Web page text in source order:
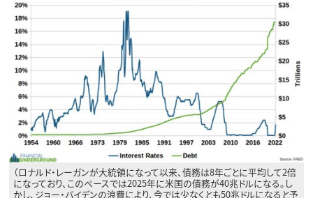
（ロナルド・レーガンが大統領になって以来、債務は8年ごとに平均して2倍
になっており、このペースでは2025年に米国の債務が40兆ドルになる。し
かし、ジョー・バイデンの浪費により、今では少なくとも50兆ドルになると予